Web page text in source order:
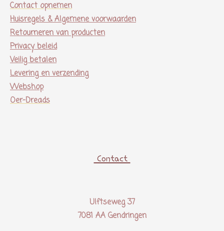
Contact opnemen
Huisregels & Algemene voorwaarden
Retourneren van producten
Privacy beleid
Veilig betalen
Levering en verzending
Webshop
Oer-Dreads
Contact
Ulftseweg 37
7081 AA Gendringen